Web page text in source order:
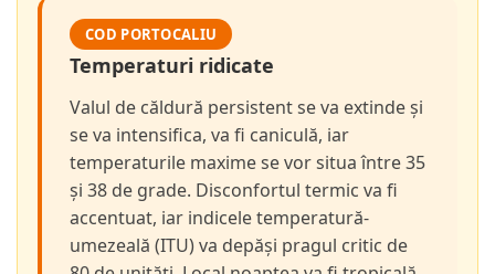
COD PORTOCALIU
Temperaturi ridicate
Valul de căldură persistent se va extinde și
se va intensifica, va fi caniculă, iar
temperaturile maxime se vor situa între 35
și 38 de grade. Disconfortul termic va fi
accentuat, iar indicele temperatură-
umezeală (ITU) va depăși pragul critic de